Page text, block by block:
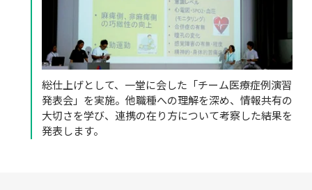
総仕上げとして、一堂に会した「チーム医療症例演習
発表会」を実施。他職種への理解を深め、情報共有の
大切さを学び、連携の在り方について考察した結果を
発表します。